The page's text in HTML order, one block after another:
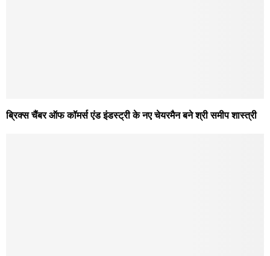
ब्रिक्स चैंबर ऑफ कॉमर्स एंड इंडस्ट्री के नए चेयरमैन बने श्री समीप शास्त्री